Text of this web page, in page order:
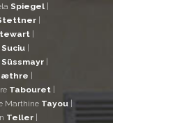
Spiegel |
|
|
Suciu |
Süssmayr |
|
Tabouret |
Marthine Tayou |
Teller |